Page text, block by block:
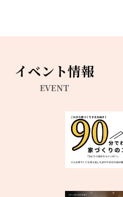
イベント情報
EVENT